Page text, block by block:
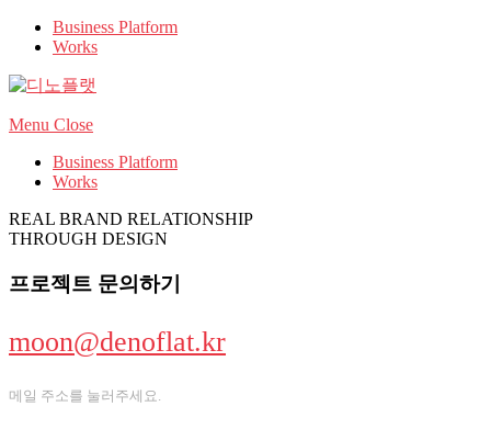
Business Platform
Works
Menu Close
Business Platform
Works
REAL BRAND RELATIONSHIP
THROUGH DESIGN
프로젝트 문의하기
moon@denoflat.kr
메일 주소를 눌러주세요.